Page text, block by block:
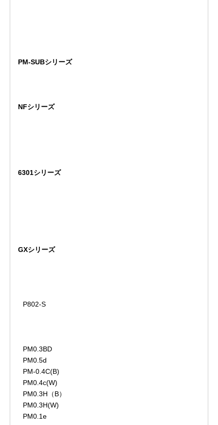
PM-SUBシリーズ
NFシリーズ
6301シリーズ
GXシリーズ
P802-S
PM0.3BD
PM0.5d
PM-0.4C(B)
PM0.4c(W)
PM0.3H（B）
PM0.3H(W)
PM0.1e